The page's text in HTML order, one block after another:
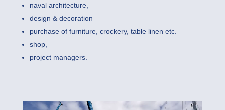
naval architecture,
design & decoration
purchase of furniture, crockery, table linen etc.
shop,
project managers.